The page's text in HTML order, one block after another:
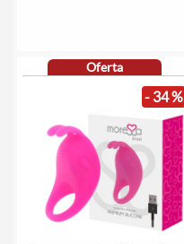
Oferta
- 34 %